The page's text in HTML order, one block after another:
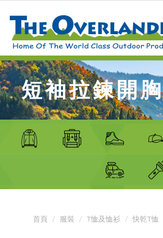
短袖拉鍊開
首頁 服裝 T恤及恤衫 快乾T恤